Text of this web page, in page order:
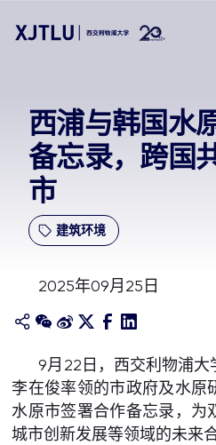
招生
科研
关于我们
西浦与韩国水
备忘录，跨国
市
建筑环境
2025年09月25日
9月22日，西交利物浦
李在俊率领的市政府及水原
水原市签署合作备忘录，为
城市创新发展等领域的未来